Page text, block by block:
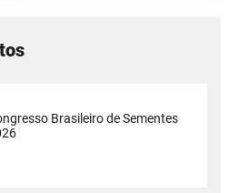
Brasileiro de Sementes